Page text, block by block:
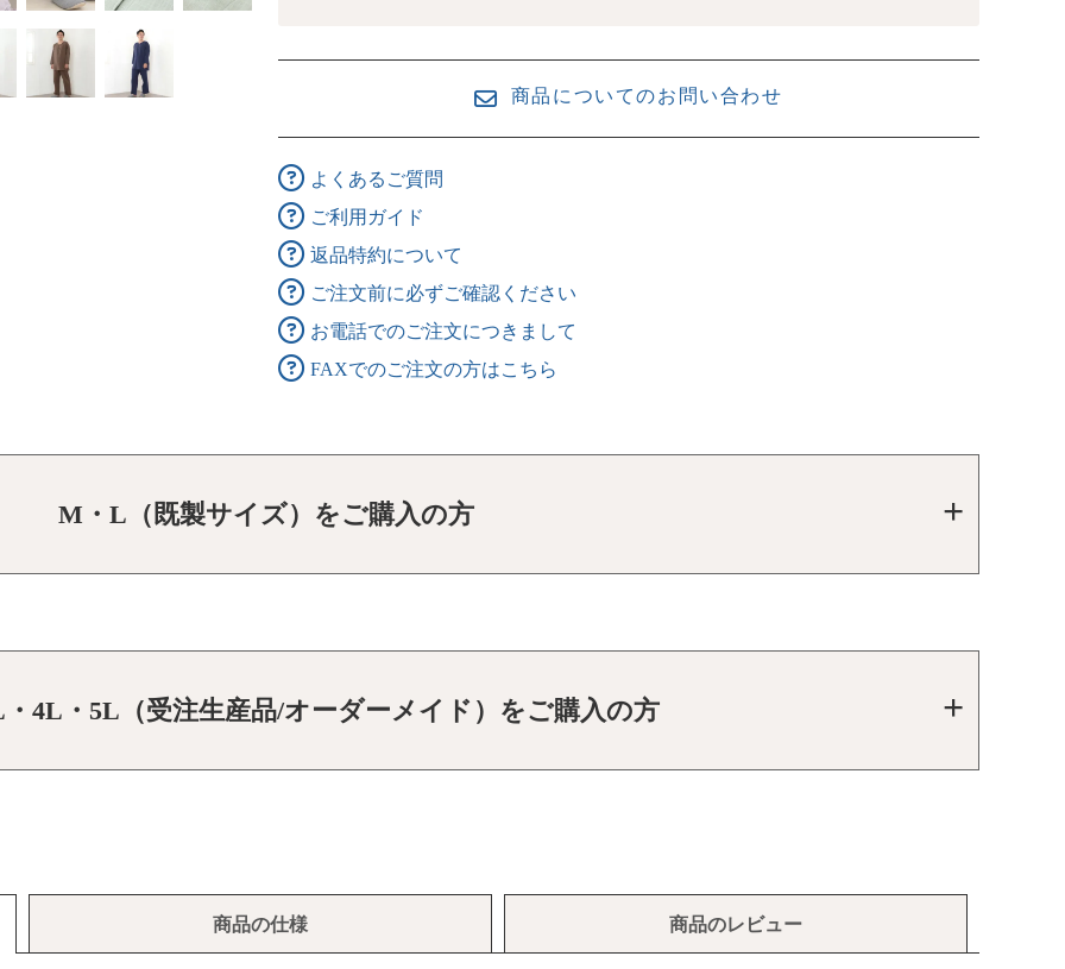
商品についてのお問い合わせ
よくあるご質問
ご利用ガイド
返品特約について
ご注文前に必ずご確認ください
お電話でのご注文につきまして
FAXでのご注文の方はこちら
M・L（既製サイズ）をご購入の方
4L・5L（受注生産品/オーダーメイド）をご購入の方
商品の仕様 商品のレビュー